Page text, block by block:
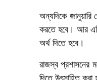
অন্যদিকে জানুয়ারি
করতে হবে। আর
অর্থ দিতে হবে।
রাজস্ব প্রশাসনের
দিতে উৎসাহিত করা